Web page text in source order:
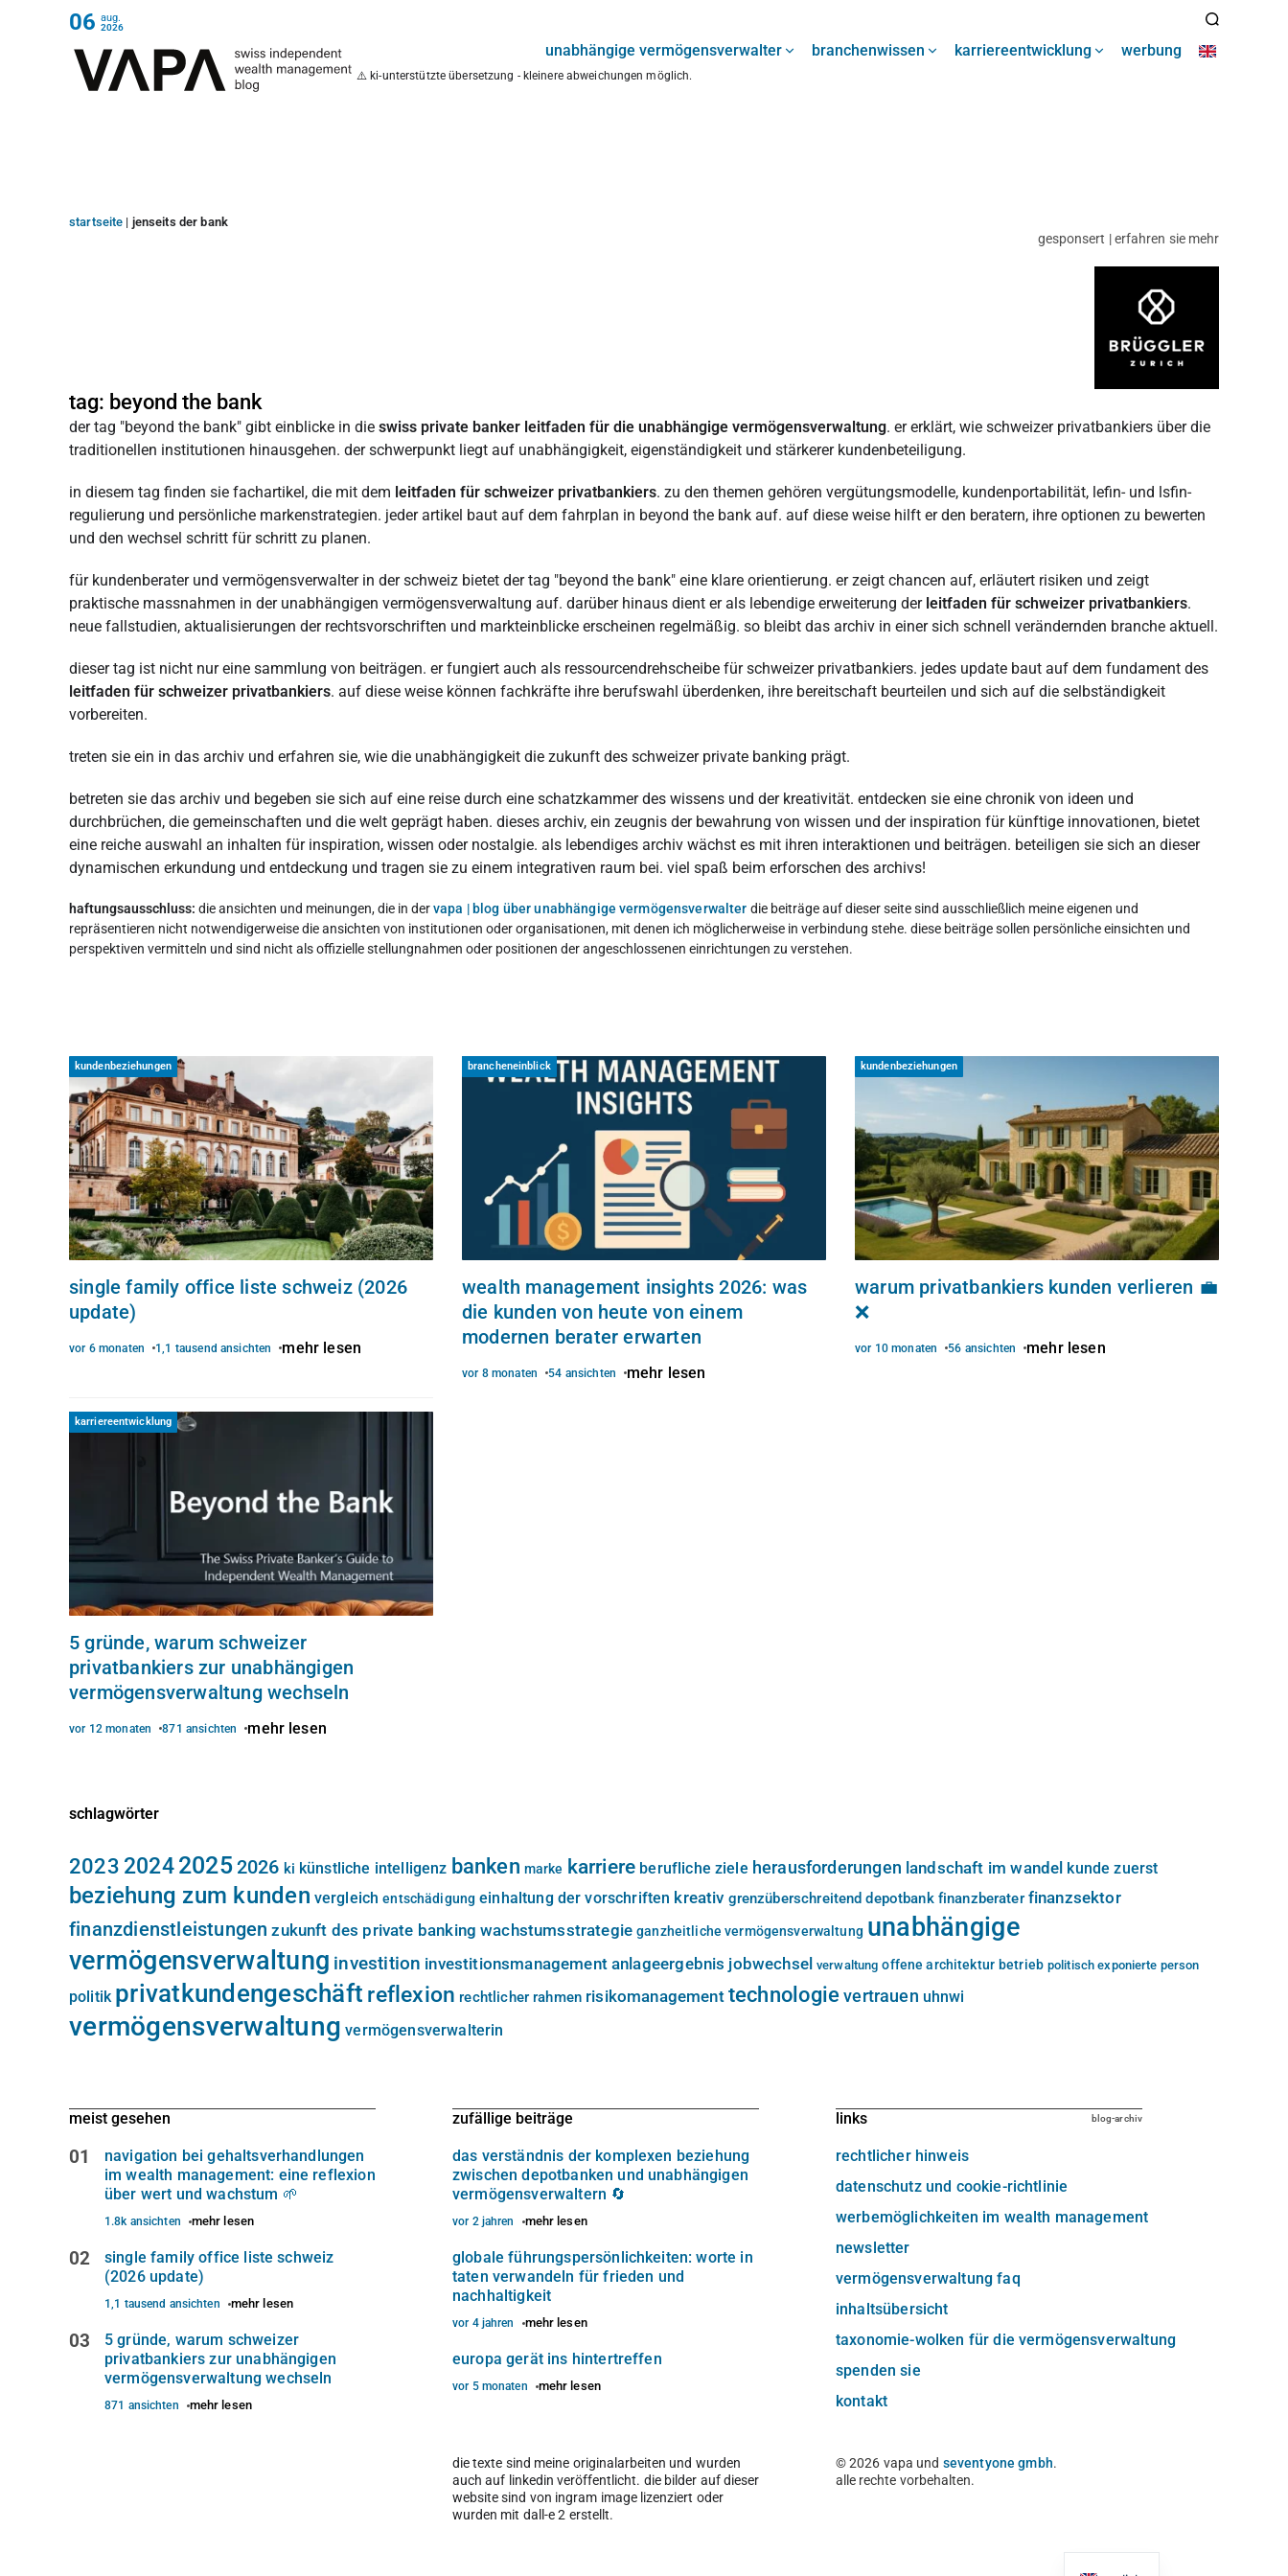
06 aug.
2026
unabhängige vermögensverwalter branchenwissen karriereentwicklung werbung
⚠️ ki-unterstützte übersetzung - kleinere abweichungen möglich.
startseite | jenseits der bank
gesponsert | erfahren sie mehr
tag: beyond the bank
der tag "beyond the bank" gibt einblicke in die swiss private banker leitfaden für die unabhängige vermögensverwaltung. er erklärt, wie schweizer privatbankiers über die
traditionellen institutionen hinausgehen. der schwerpunkt liegt auf unabhängigkeit, eigenständigkeit und stärkerer kundenbeteiligung.
in diesem tag finden sie fachartikel, die mit dem leitfaden für schweizer privatbankiers. zu den themen gehören vergütungsmodelle, kundenportabilität, lefin- und lsfin-
regulierung und persönliche markenstrategien. jeder artikel baut auf dem fahrplan in beyond the bank auf. auf diese weise hilft er den beratern, ihre optionen zu bewerten
und den wechsel schritt für schritt zu planen.
für kundenberater und vermögensverwalter in der schweiz bietet der tag "beyond the bank" eine klare orientierung. er zeigt chancen auf, erläutert risiken und zeigt
praktische massnahmen in der unabhängigen vermögensverwaltung auf. darüber hinaus dient er als lebendige erweiterung der leitfaden für schweizer privatbankiers.
neue fallstudien, aktualisierungen der rechtsvorschriften und markteinblicke erscheinen regelmäßig. so bleibt das archiv in einer sich schnell verändernden branche aktuell.
dieser tag ist nicht nur eine sammlung von beiträgen. er fungiert auch als ressourcendrehscheibe für schweizer privatbankiers. jedes update baut auf dem fundament des
leitfaden für schweizer privatbankiers. auf diese weise können fachkräfte ihre berufswahl überdenken, ihre bereitschaft beurteilen und sich auf die selbständigkeit
vorbereiten.
treten sie ein in das archiv und erfahren sie, wie die unabhängigkeit die zukunft des schweizer private banking prägt.
betreten sie das archiv und begeben sie sich auf eine reise durch eine schatzkammer des wissens und der kreativität. entdecken sie eine chronik von ideen und
durchbrüchen, die gemeinschaften und die welt geprägt haben. dieses archiv, ein zeugnis der bewahrung von wissen und der inspiration für künftige innovationen, bietet
eine reiche auswahl an inhalten für inspiration, wissen oder nostalgie. als lebendiges archiv wächst es mit ihren interaktionen und beiträgen. beteiligen sie sich an dieser
dynamischen erkundung und entdeckung und tragen sie zu einem integrativen raum bei. viel spaß beim erforschen des archivs!
haftungsausschluss: die ansichten und meinungen, die in dervapa | blog über unabhängige vermögensverwalter die beiträge auf dieser seite sind ausschließlich meine eigenen und
repräsentieren nicht notwendigerweise die ansichten von institutionen oder organisationen, mit denen ich möglicherweise in verbindung stehe. diese beiträge sollen persönliche einsichten und
perspektiven vermitteln und sind nicht als offizielle stellungnahmen oder positionen der angeschlossenen einrichtungen zu verstehen.
kundenbeziehungen
single family office liste schweiz (2026
update)
vor 6 monaten 1,1 tausend ansichten mehr lesen
brancheneinblick
wealth management insights 2026: was
die kunden von heute von einem
modernen berater erwarten
vor 8 monaten 54 ansichten mehr lesen
kundenbeziehungen
warum privatbankiers kunden verlieren 💼
❌
vor 10 monaten 56 ansichten mehr lesen
karriereentwicklung
5 gründe, warum schweizer
privatbankiers zur unabhängigen
vermögensverwaltung wechseln
vor 12 monaten 871 ansichten mehr lesen
schlagwörter
2023 202420252026 ki künstliche intelligenz banken marke karriere berufliche ziele herausforderungen landschaft im wandel kunde zuerst
beziehung zum kunden vergleich entschädigung einhaltung der vorschriften kreativ grenzüberschreitend depotbank finanzberater finanzsektor
finanzdienstleistungen zukunft des private banking wachstumsstrategie ganzheitliche vermögensverwaltung unabhängige
vermögensverwaltung investition investitionsmanagement anlageergebnis jobwechsel verwaltung offene architektur betrieb politisch exponierte person
politik privatkundengeschäft reflexion rechtlicher rahmen risikomanagement technologievertrauen uhnwi
vermögensverwaltung vermögensverwalterin
meist gesehen
01
navigation bei gehaltsverhandlungen
im wealth management: eine reflexion
über wert und wachstum 🌱
1.8k ansichten mehr lesen
02
single family office liste schweiz
(2026 update)
1,1 tausend ansichten mehr lesen
03
5 gründe, warum schweizer
privatbankiers zur unabhängigen
vermögensverwaltung wechseln
871 ansichten mehr lesen
zufällige beiträge
das verständnis der komplexen beziehung
zwischen depotbanken und unabhängigen
vermögensverwaltern 🔄
vor 2 jahren mehr lesen
globale führungspersönlichkeiten: worte in
taten verwandeln für frieden und
nachhaltigkeit
vor 4 jahren mehr lesen
europa gerät ins hintertreffen
vor 5 monaten mehr lesen
links blog-archiv
rechtlicher hinweis
datenschutz und cookie-richtlinie
werbemöglichkeiten im wealth management
newsletter
vermögensverwaltung faq
inhaltsübersicht
taxonomie-wolken für die vermögensverwaltung
spenden sie
kontakt
© 2026 vapa und seventyone gmbh.
alle rechte vorbehalten.
die texte sind meine originalarbeiten und wurden
auch auf linkedin veröffentlicht. die bilder auf dieser
website sind von ingram image lizenziert oder
wurden mit dall-e 2 erstellt.